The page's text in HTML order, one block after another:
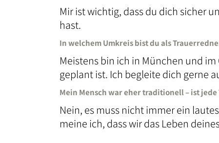
Mir ist wichtig, dass du dich sicher
hast.
In welchem Umkreis bist du als
Meistens bin ich in München und
geplant ist. Ich begleite dich gerne
Mein Mensch war eher traditionell – ist
Nein, es muss nicht immer ein
meine ich, dass wir das Leben